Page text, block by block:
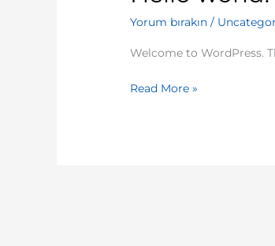
Yorum bırakın /
Welcome to WordPress.
world!
Read More »